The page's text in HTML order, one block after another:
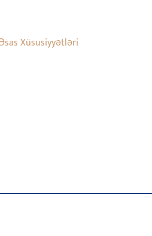
Xüsusiyyətləri